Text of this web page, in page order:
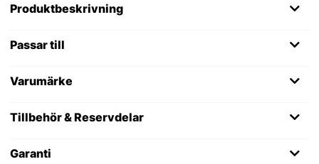
Produktbeskrivning
Passar till
Varumärke
Tillbehör & Reservdelar
Garanti